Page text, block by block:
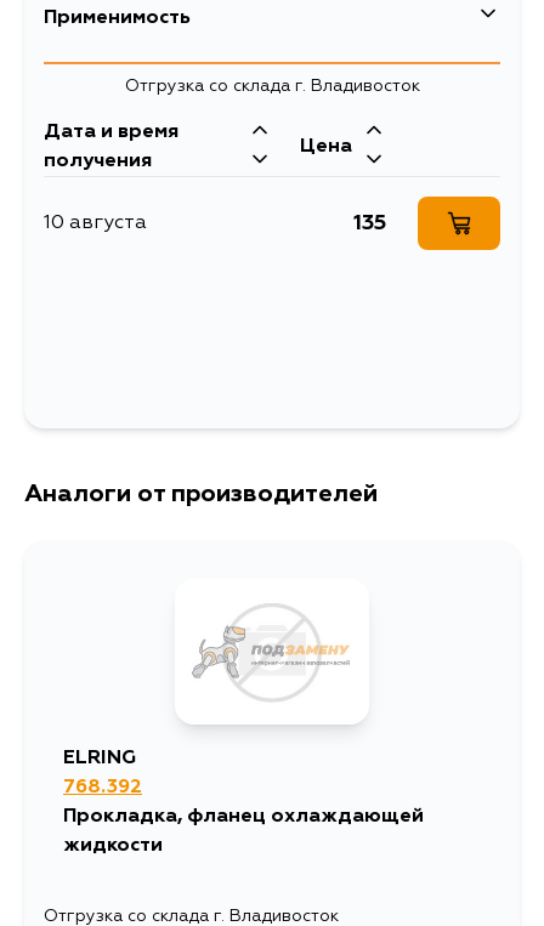
Масса, кг
Применимость
Отгрузка со склада г. Владивосток
Дата и время
получения
Цена
10 августа 135
Аналоги от производителей
ELRING
768.392
Прокладка, фланец охлаждающей
жидкости
Отгрузка со склада г. Владивосток